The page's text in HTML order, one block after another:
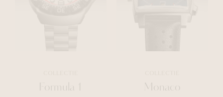
Formula 1 Monaco